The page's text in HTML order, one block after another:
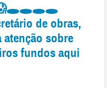
de obras,
atenção sobre
fundos aqui